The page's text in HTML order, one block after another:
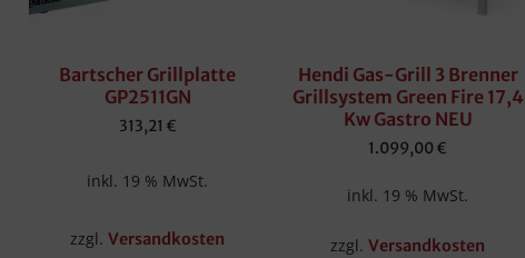
Bartscher Grillplatte
GP2511GN
313,21 €
inkl. 19 % MwSt.
zzgl.Versandkosten
Hendi Gas-Grill 3 Brenner
Grillsystem Green Fire 17,4
Kw Gastro NEU
1.099,00 €
inkl. 19 % MwSt.
zzgl.Versandkosten